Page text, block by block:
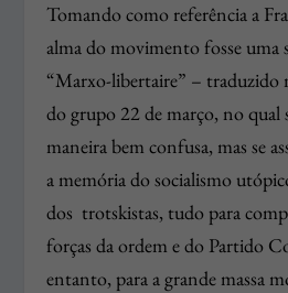
Tomando como referência a
alma do movimento fosse uma
“Marxo-libertaire” – traduzido
do grupo 22 de março, no qual
maneira bem confusa, mas se
a memória do socialismo
dos trotskistas, tudo para
forças da ordem e do Partido
entanto, para a grande massa